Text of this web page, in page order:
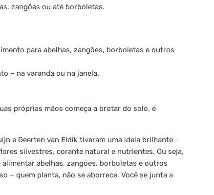
zangões ou até borboletas.
para abelhas, zangões, borboletas e outros
– na varanda ou na janela.
próprias mãos começa a brotar do solo, é
e Geerten van Eldik tiveram uma ideia brilhante –
silvestres, corante natural e nutrientes. Ou seja,
abelhas, zangões, borboletas e outros
– quem planta, não se aborrece. Você se junta a